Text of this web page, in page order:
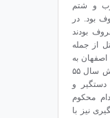
و شتم
بود. در
بودند
آدم ربایی و حداقل ۴ قتل از جمله
اصفهان به
چشم می‌خورد. مهدی هاشمی و یارانش سال ۵۵
و
محکوم
نیز با